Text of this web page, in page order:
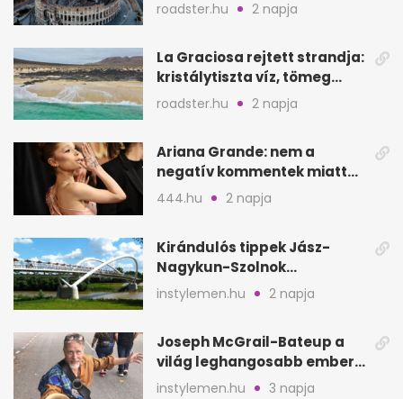
roadster.hu 2 napja
La Graciosa rejtett strandja:
kristálytiszta víz, tömeg
nélkül
roadster.hu 2 napja
Ariana Grande: nem a
negatív kommentek miatt
vonul vissza
444.hu 2 napja
Kirándulós tippek Jász-
Nagykun-Szolnok
megyében: 6 kihagyhatatlan
hely
instylemen.hu 2 napja
Joseph McGrail-Bateup a
világ leghangosabb embere
lett Ausztráliából
instylemen.hu 3 napja